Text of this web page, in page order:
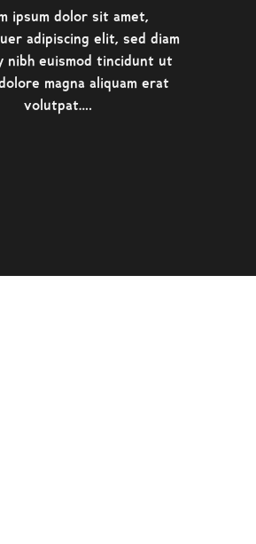
ipsum dolor sit amet,
adipiscing elit, sed diam
nibh euismod tincidunt ut
magna aliquam erat
volutpat….